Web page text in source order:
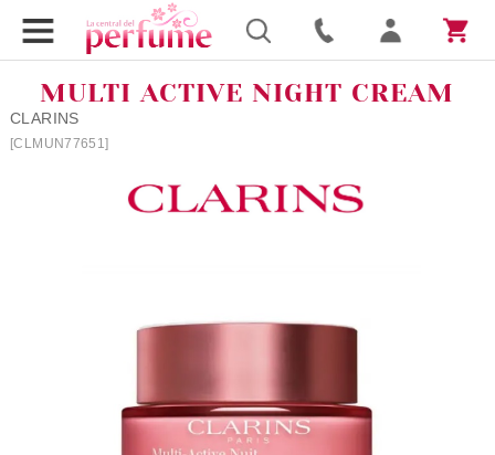
MULTI ACTIVE NIGHT CREAM
CLARINS
[CLMUN77651]